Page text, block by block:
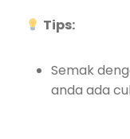
Tips:
Semak
anda ada